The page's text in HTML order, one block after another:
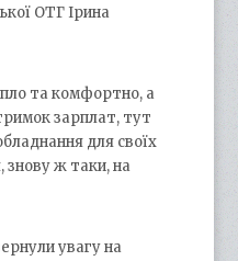
ОТГ Ірина
та комфортно, а
зарплат, тут
для своїх
знову ж таки, на
увагу на